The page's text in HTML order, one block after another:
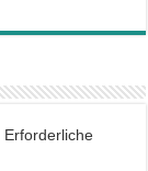
Erforderliche